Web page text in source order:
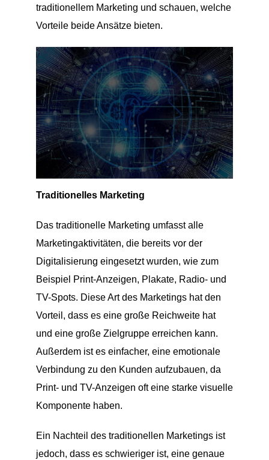
traditionellem Marketing und schauen, welche
Vorteile beide Ansätze bieten.
Traditionelles Marketing
Das traditionelle Marketing umfasst alle
Marketingaktivitäten, die bereits vor der
Digitalisierung eingesetzt wurden, wie zum
Beispiel Print-Anzeigen, Plakate, Radio- und
TV-Spots. Diese Art des Marketings hat den
Vorteil, dass es eine große Reichweite hat
und eine große Zielgruppe erreichen kann.
Außerdem ist es einfacher, eine emotionale
Verbindung zu den Kunden aufzubauen, da
Print- und TV-Anzeigen oft eine starke visuelle
Komponente haben.
Ein Nachteil des traditionellen Marketings ist
jedoch, dass es schwieriger ist, eine genaue